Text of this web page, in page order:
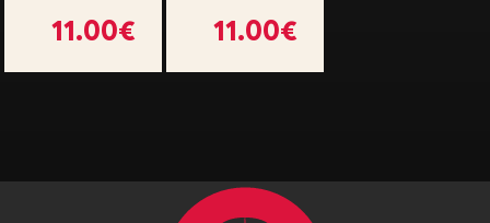
11.00€ 11.00€